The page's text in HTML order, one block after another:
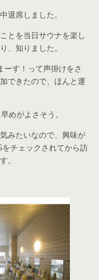
退席しました。
とを当日サウナを楽し
、知りました。
す！って声掛けをさ
できたので、ほんと運
めがよさそう。
みたいなので、興味が
チェックされてから訪
。